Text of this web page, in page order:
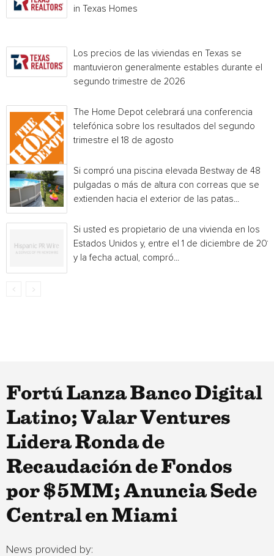
in Texas Homes
Los precios de las viviendas en Texas se
mantuvieron generalmente estables durante el
segundo trimestre de 2026
The Home Depot celebrará una conferencia
telefónica sobre los resultados del segundo
trimestre el 18 de agosto
Si compró una piscina elevada Bestway de 48
pulgadas o más de altura con correas que se
extienden hacia el exterior de las patas...
Si usted es propietario de una vivienda en los
Estados Unidos y, entre el 1 de diciembre de
y la fecha actual, compró...
Fortú Lanza Banco Digital
Latino; Valar Ventures
Lidera Ronda de
Recaudación de Fondos
por $5MM; Anuncia Sede
Central en Miami
News provided by: